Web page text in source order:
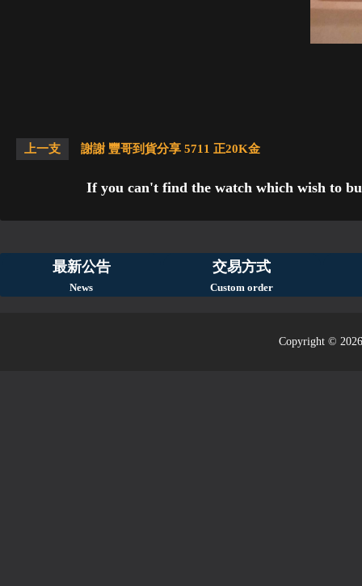
上一支 謝謝 豐哥到貨分享 5711 正20K金
If you can't find the watch which wish to
最新公告
News
交易方式
Custom order
Copyright ©